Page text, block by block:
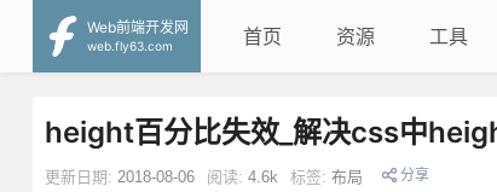
Web前端开发网
web.fly63.com
首页 资源 工具
height百分比失效_解决css中
更新日期: 2018-08-06 阅读: 4.6k 标签: 布局 分享